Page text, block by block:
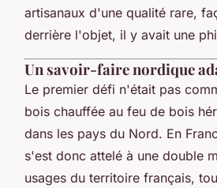
artisanaux d'une qualité rare,
derrière l'objet, il y avait une
Un savoir-faire nordique
Le premier défi n'était pas
bois chauffée au feu de bois
dans les pays du Nord. En
s'est donc attelé à une double
usages du territoire français,